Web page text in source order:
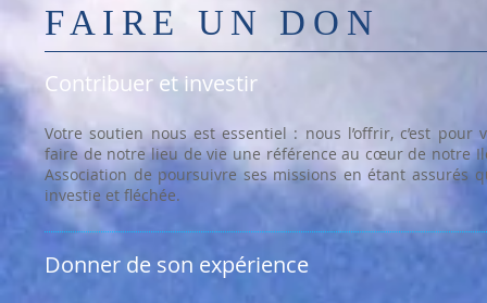
FAIRE UN DON
Contribuer et investir
Votre soutien nous est essentiel : nous l’offrir, c’est pour
faire de notre lieu de vie une référence au cœur de notre
Association de poursuivre ses missions en étant assurés
investie et fléchée.
Donner de son expérience